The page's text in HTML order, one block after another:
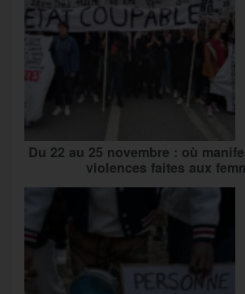
Du 22 au 25 novembre : où
violences faites aux